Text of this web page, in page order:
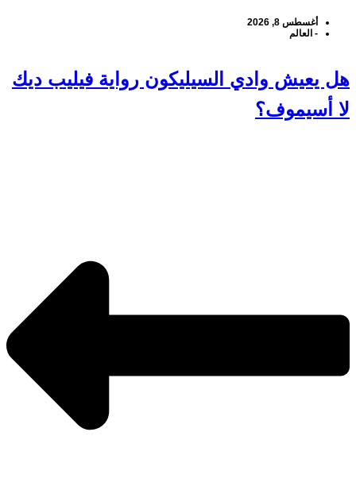
أغسطس 8, 2026
- العالم
هل يعيش وادي السيليكون رواية فيليب ديك
لا أسيموف؟